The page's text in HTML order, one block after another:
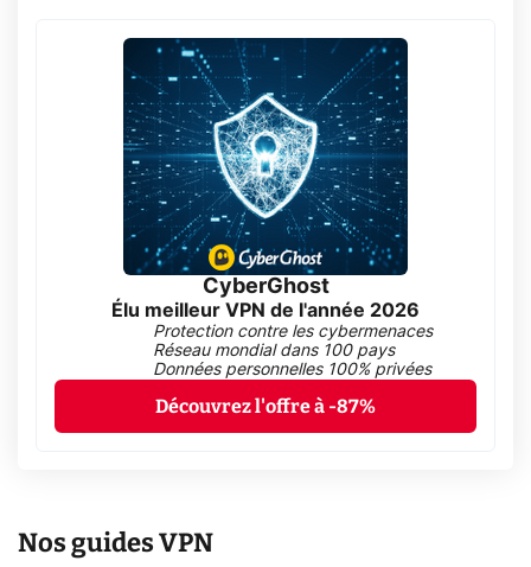
CyberGhost
Élu meilleur VPN de l'année 2026
Protection contre les cybermenaces
Réseau mondial dans 100 pays
Données personnelles 100% privées
Découvrez l'offre à -87%
Nos guides VPN